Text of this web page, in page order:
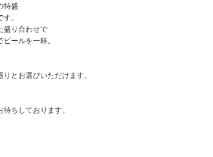
特盛
。
盛り合わせで
ビールを一杯。
とお選びいただけます。
ちしております。